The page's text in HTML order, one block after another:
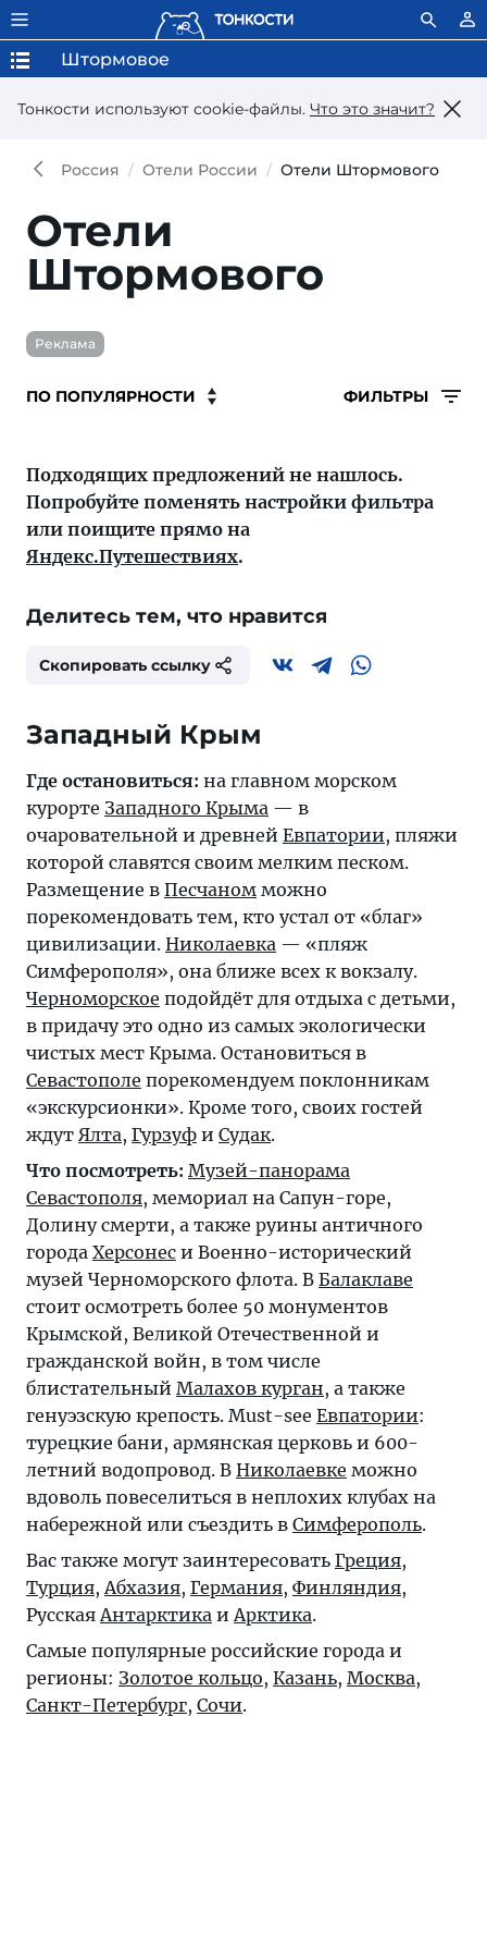
Тонкости используют сookie-файлы. Что это значит?
Штормовое
Россия Отели России Отели Штормового
Отели
Штормового
Реклама
ФИЛЬТРЫ
Подходящих предложений не нашлось.
Попробуйте поменять настройки фильтра
или поищите прямо на
Яндекс.Путешествиях.
Делитесь тем, что нравится
Скопировать ссылку
Западный Крым
Где остановиться: на главном морском
курорте Западного Крыма — в
очаровательной и древней Евпатории, пляжи
которой славятся своим мелким песком.
Размещение в Песчаном можно
порекомендовать тем, кто устал от «благ»
цивилизации. Николаевка — «пляж
Симферополя», она ближе всех к вокзалу.
Черноморское подойдёт для отдыха с детьми,
в придачу это одно из самых экологически
чистых мест Крыма. Остановиться в
Севастополе порекомендуем поклонникам
«экскурсионки». Кроме того, своих гостей
ждут Ялта, Гурзуф и Судак.
Что посмотреть: Музей-панорама
Севастополя, мемориал на Сапун-горе,
Долину смерти, а также руины античного
города Херсонес и Военно-исторический
музей Черноморского флота. В Балаклаве
стоит осмотреть более 50 монументов
Крымской, Великой Отечественной и
гражданской войн, в том числе
блистательный Малахов курган, а также
генуэзскую крепость. Must-see Евпатории:
турецкие бани, армянская церковь и 600-
летний водопровод. В Николаевке можно
вдоволь повеселиться в неплохих клубах на
набережной или съездить в Симферополь.
Вас также могут заинтересовать Греция,
Турция,Абхазия, Германия, Финляндия,
РусскаяАнтарктика иАрктика.
Самые популярные российские города и
регионы: Золотое кольцо, Казань, Москва,
Санкт-Петербург, Сочи.